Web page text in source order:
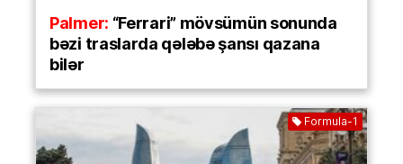
Palmer: “Ferrari” mövsümün sonunda
bəzi traslarda qələbə şansı qazana
bilər
Formula-1